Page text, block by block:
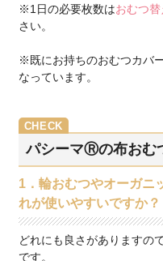
※1日の必要枚数はおむつ
さい。
※既にお持ちのおむつカバ
なっています。
パシーマⓇの布お
1．輪おむつやオーガニ
れが使いやすいですか？
どれにも良さがありますの
です。